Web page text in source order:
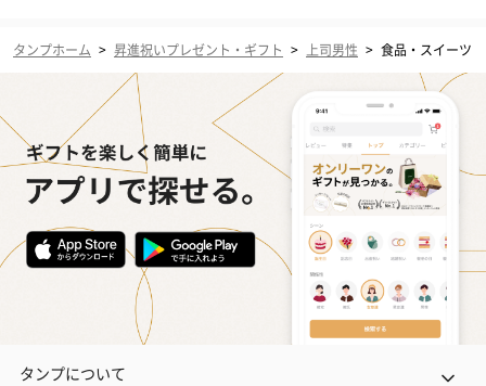
タンプホーム > 昇進祝いプレゼント・ギフト > 上司男性 > 食品・スイーツ
タンプについて